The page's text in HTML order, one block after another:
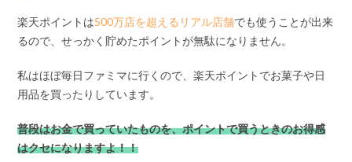
楽天ポイントは500万店を超えるリアル店舗でも使うことが出来
るので、せっかく貯めたポイントが無駄になりません。
私はほぼ毎日ファミマに行くので、楽天ポイントでお菓子や日
用品を買ったりしています。
普段はお金で買っていたものを、ポイントで買うときのお得感
はクセになりますよ！！